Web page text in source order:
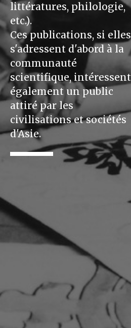
littératures, philologie,
etc.).
Ces publications, si elles
s'adressent d'abord à la
communauté
scientifique, intéressent
également un public
attiré par les
civilisations et sociétés
d'Asie.